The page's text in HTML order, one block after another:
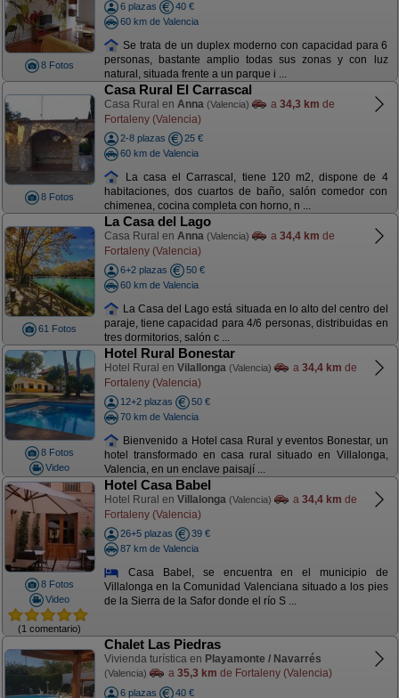
8 Fotos
6 plazas
40 €
60 km de Valencia
Se trata de un duplex moderno con capacidad para 6
personas, bastante amplio todas sus zonas y con luz
natural, situada frente a un parque i ...
8 Fotos
Casa Rural El Carrascal
Casa Rural en Anna (Valencia) a 34,3 km de
Fortaleny (Valencia)
2-8 plazas
25 €
60 km de Valencia
La casa el Carrascal, tiene 120 m2, dispone de 4
habitaciones, dos cuartos de baño, salón comedor con
chimenea, cocina completa con horno, n ...
61 Fotos
La Casa del Lago
Casa Rural en Anna (Valencia) a 34,4 km de
Fortaleny (Valencia)
6+2 plazas
50 €
60 km de Valencia
La Casa del Lago está situada en lo alto del centro del
paraje, tiene capacidad para 4/6 personas, distribuidas en
tres dormitorios, salón c ...
8 Fotos
Video
Hotel Rural Bonestar
Hotel Rural en Vilallonga (Valencia) a 34,4 km de
Fortaleny (Valencia)
12+2 plazas
50 €
70 km de Valencia
Bienvenido a Hotel casa Rural y eventos Bonestar, un
hotel transformado en casa rural situado en Villalonga,
Valencia, en un enclave paisají ...
8 Fotos
Video
(1 comentario)
Hotel Casa Babel
Hotel Rural en Villalonga (Valencia) a 34,4 km de
Fortaleny (Valencia)
26+5 plazas
39 €
87 km de Valencia
Casa Babel, se encuentra en el municipio de
Villalonga en la Comunidad Valenciana situado a los pies
de la Sierra de la Safor donde el río S ...
Chalet Las Piedras
Vivienda turística en Playamonte / Navarrés
(Valencia) a 35,3 km de Fortaleny (Valencia)
6 plazas 40 €